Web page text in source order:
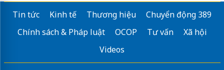
Tin tức Kinh tế Thương hiệu
Chuyển động 389
Chính sách & Pháp luật
OCOP Tư vấn
Xã hội
Videos